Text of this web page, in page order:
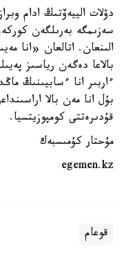
دۋلات الييەۆتىڭ ادام
سەزىمگە بەرىلگەن
الىنعان. اتالعان «انا
بالاعا دەگەن رياسىز
ءاربىر انا ءسابيىنىڭ
بۇل انا مەن بالا
قۇدىرەتتى كومپوزيتسيا.
مۇحتار كۇمىسبەك
egemen.kz
قوعام